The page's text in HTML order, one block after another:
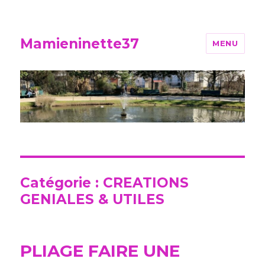
Mamieninette37 MENU
Catégorie : CREATIONS
GENIALES & UTILES
PLIAGE FAIRE UNE